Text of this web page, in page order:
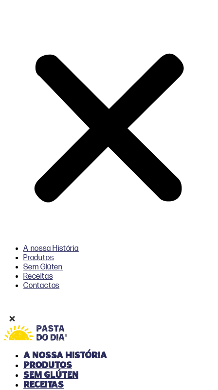
A nossa História
Produtos
Sem Glúten
Receitas
Contactos
A nossa História
Produtos
Sem Glúten
Receitas